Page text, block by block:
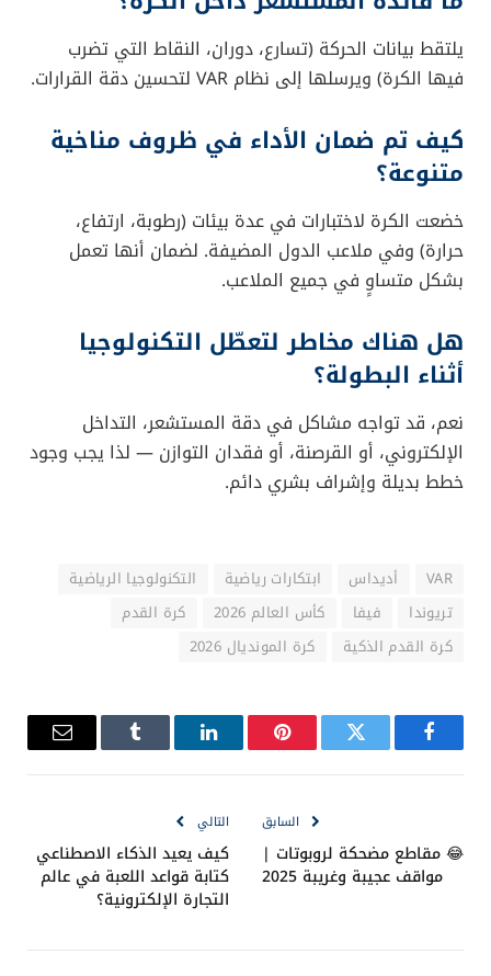
يلتقط بيانات الحركة (تسارع، دوران، النقاط التي تضرب
فيها الكرة) ويرسلها إلى نظام VAR لتحسين دقة القرارات.
كيف تم ضمان الأداء في ظروف مناخية
متنوعة؟
خضعت الكرة لاختبارات في عدة بيئات (رطوبة، ارتفاع،
حرارة) وفي ملاعب الدول المضيفة. لضمان أنها تعمل
بشكل متساوٍ في جميع الملاعب.
هل هناك مخاطر لتعطّل التكنولوجيا
أثناء البطولة؟
نعم، قد تواجه مشاكل في دقة المستشعر، التداخل
الإلكتروني، أو القرصنة، أو فقدان التوازن — لذا يجب وجود
خطط بديلة وإشراف بشري دائم.
VAR أديداس ابتكارات رياضية
التكنولوجيا الرياضية
تريوندا
فيفا كأس العالم 2026
كرة القدم
كرة القدم الذكية
كرة المونديال 2026
فيسبوك تويتر بينتيريستلينكدإن Tumblr
البريد
السابق
😂 مقاطع مضحكة لروبوتات |
مواقف عجيبة وغريبة 2025
التالي
كيف يعيد الذكاء الاصطناعي
كتابة قواعد اللعبة في عالم
التجارة الإلكترونية؟